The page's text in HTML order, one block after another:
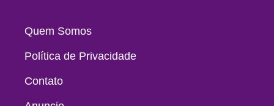
Quem Somos
Política de Privacidade
Contato